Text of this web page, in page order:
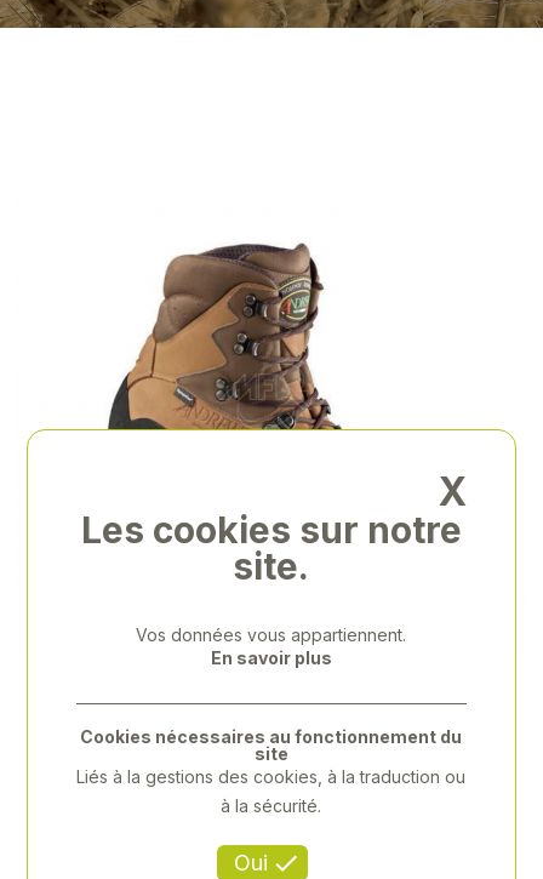
Previous
X
Les cookies sur notre
site.
Vos données vous appartiennent.
En savoir plus
Oui
Cookies nécessaires au fonctionnement du
site
Liés à la gestions des cookies, à la traduction ou
à la sécurité.